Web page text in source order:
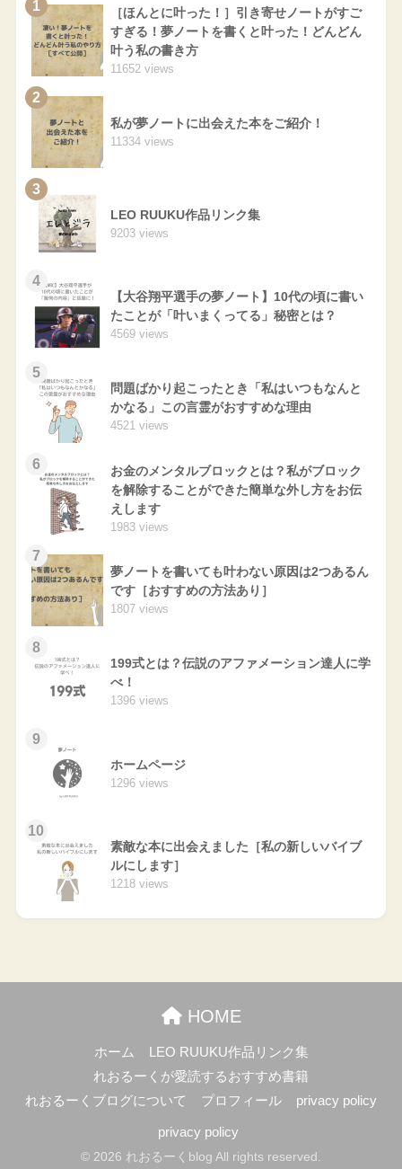
1
［ほんとに叶った！］引き寄せノートがすご
すぎる！夢ノートを書くと叶った！どんどん
叶う私の書き方
11652 views
2
私が夢ノートに出会えた本をご紹介！
11334 views
3
LEO RUUKU作品リンク集
9203 views
4
【大谷翔平選手の夢ノート】10代の頃に書い
たことが「叶いまくってる」秘密とは？
4569 views
5
問題ばかり起こったとき「私はいつもなんと
かなる」この言霊がおすすめな理由
4521 views
6
お金のメンタルブロックとは？私がブロック
を解除することができた簡単な外し方をお伝
えします
1983 views
7
夢ノートを書いても叶わない原因は2つあるん
です［おすすめの方法あり］
1807 views
8
199式とは？伝説のアファメーション達人に学
べ！
1396 views
9
ホームページ
1296 views
10
素敵な本に出会えました［私の新しいバイブ
ルにします］
1218 views
HOME
ホーム
LEO RUUKU作品リンク集
れおるーくが愛読するおすすめ書籍
れおるーくブログについて
プロフィール privacy policy
privacy policy
© 2026 れおるーくblog All rights reserved.